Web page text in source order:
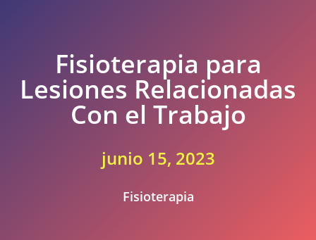
Fisioterapia para
Lesiones Relacionadas
Con el Trabajo
junio 15, 2023
Fisioterapia